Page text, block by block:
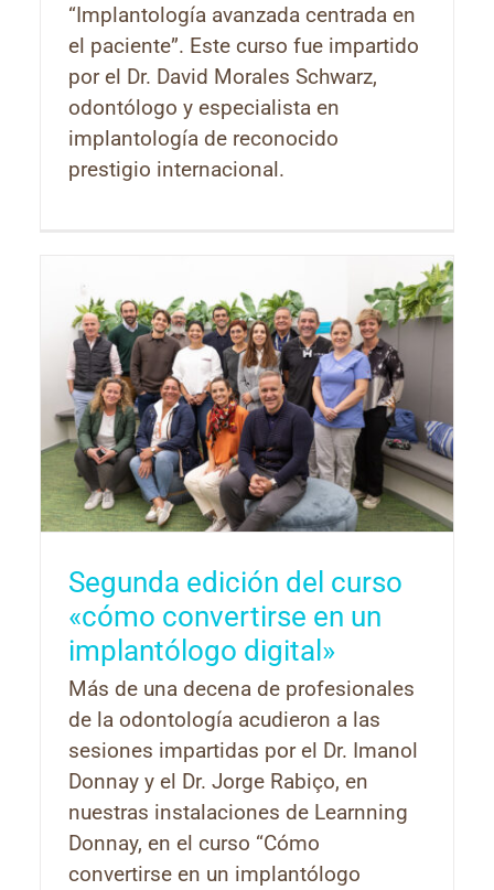
“Implantología avanzada centrada en
el paciente”. Este curso fue impartido
por el Dr. David Morales Schwarz,
odontólogo y especialista en
implantología de reconocido
prestigio internacional.
Segunda edición del curso
«cómo convertirse en un
implantólogo digital»
Más de una decena de profesionales
de la odontología acudieron a las
sesiones impartidas por el Dr. Imanol
Donnay y el Dr. Jorge Rabiço, en
nuestras instalaciones de Learnning
Donnay, en el curso “Cómo
convertirse en un implantólogo